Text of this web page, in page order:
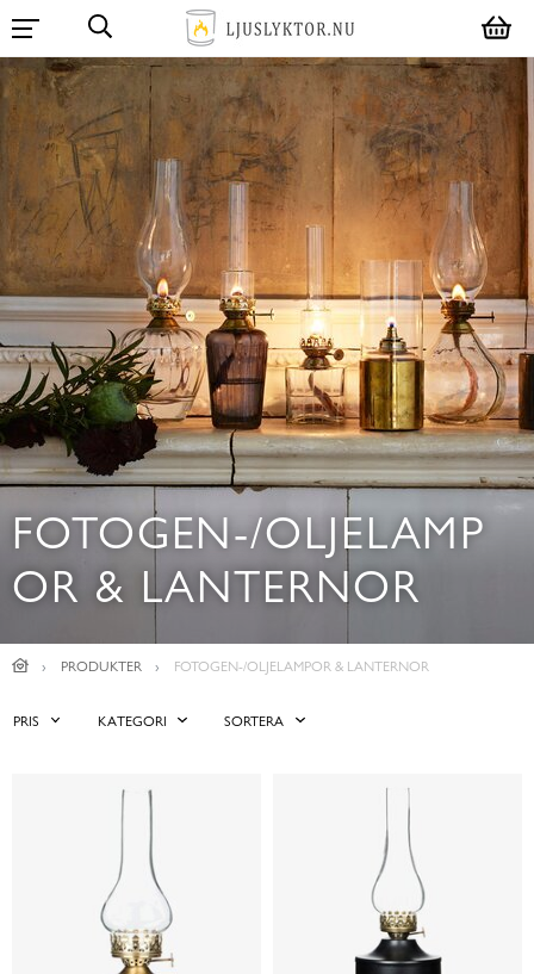
FOTOGEN-/OLJELAMP
OR & LANTERNOR
PRODUKTER FOTOGEN-/OLJELAMPOR & LANTERNOR
PRIS KATEGORI SORTERA